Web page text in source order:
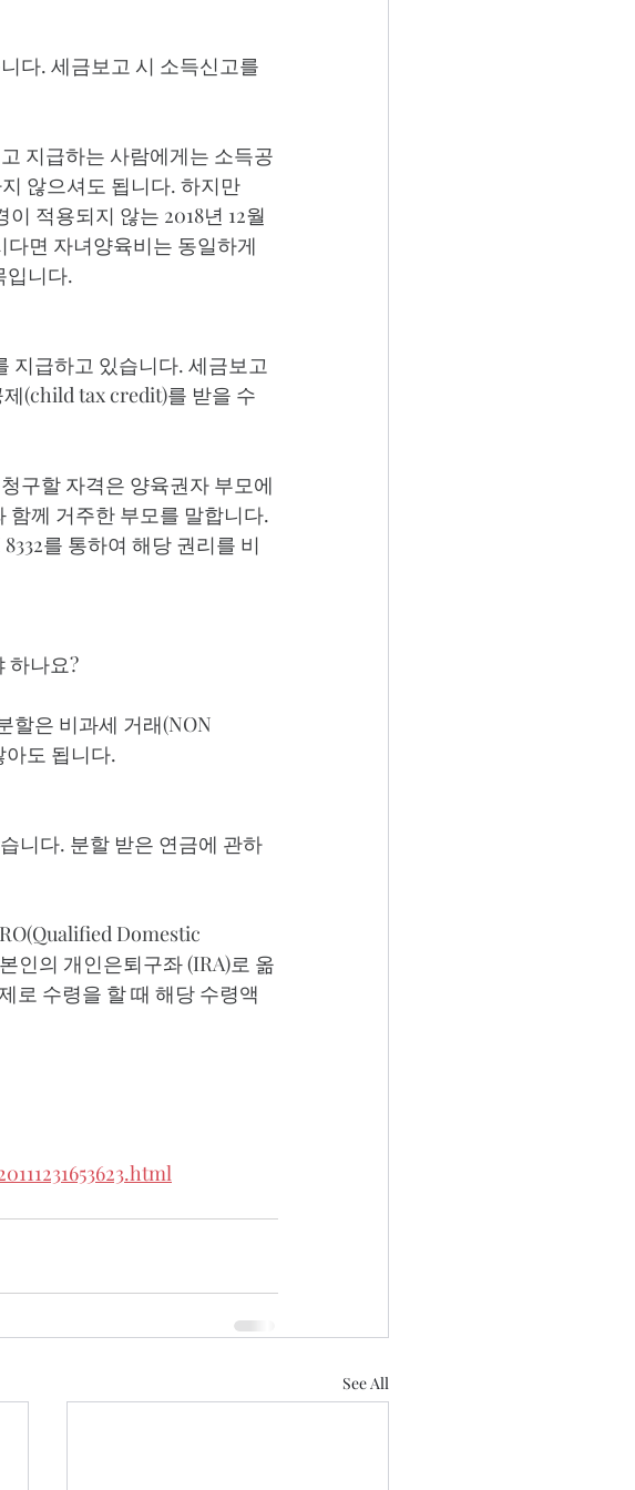
다. 세금보고 시 소득신고를
지급하는 사람에게는 소득공
않으셔도 됩니다. 하지만
이 적용되지 않는 2018년 12월
다면 자녀양육비는 동일하게
입니다.
지급하고 있습니다. 세금보고
(child tax credit)를 받을 수
구할 자격은 양육권자 부모에
함께 거주한 부모를 말합니다.
를 통하여 해당 권리를 비
하나요?
할은 비과세 거래(NON
아도 됩니다.
니다. 분할 받은 연금에 관하
Domestic
인의 개인은퇴구좌 (IRA)로 옮
로 수령을 할 때 해당 수령액
See All